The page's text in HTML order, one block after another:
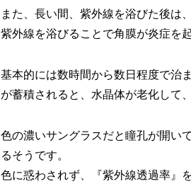
また、長い間、紫外線を浴びた後は
紫外線を浴びることで角膜が炎症を
基本的には数時間から数日程度で治
が蓄積されると、水晶体が老化して
色の濃いサングラスだと瞳孔が開い
るそうです。
色に惑わされず、『紫外線透過率』